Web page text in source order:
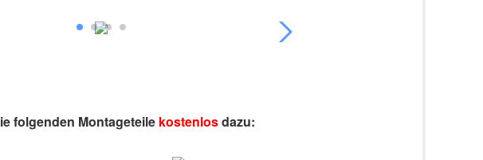
folgenden Montageteile kostenlosdazu: